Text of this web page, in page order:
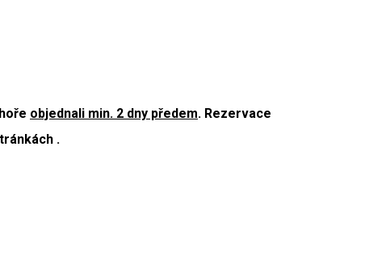
objednali min. 2 dny předem. Rezervace
.